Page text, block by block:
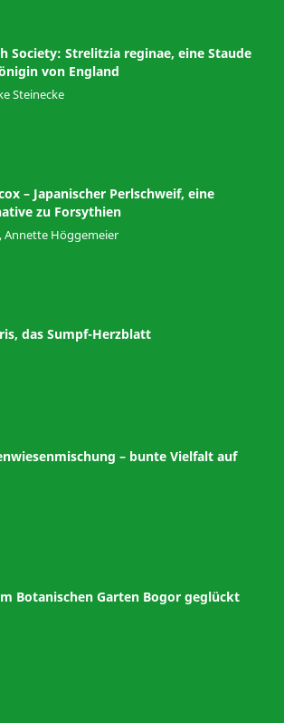
Society: Strelitzia reginae, eine Staude
von England
Steinecke
– Japanischer Perlschweif, eine
zu Forsythien
Annette Höggemeier
das Sumpf-Herzblatt
– bunte Vielfalt auf
Botanischen Garten Bogor geglückt